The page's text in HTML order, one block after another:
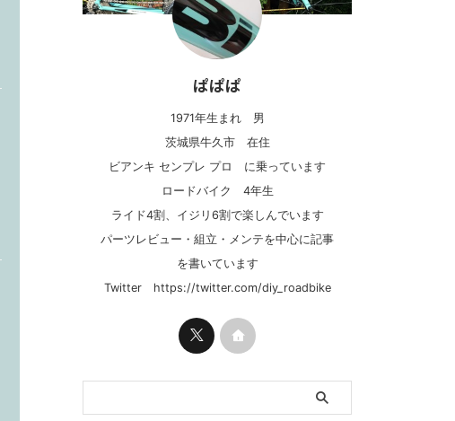
ぱぱぱ
1971年生まれ 男
茨城県牛久市 在住
ビアンキ センプレ プロ に乗っています
ロードバイク 4年生
ライド4割、イジリ6割で楽しんでいます
パーツレビュー・組立・メンテを中心に記事
を書いています
Twitter https://twitter.com/diy_roadbike